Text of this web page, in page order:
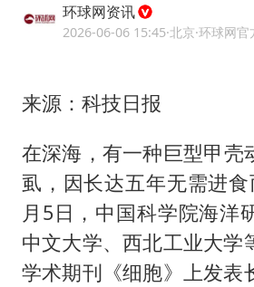
早田希娜
环球网资讯
2026-06-06 15:45·北京·环球网
来源：科技日报
在深海，有一种巨型甲
虱，因长达五年无需进
月5日，中国科学院海洋
中文大学、西北工业大学
学术期刊《细胞》上发表